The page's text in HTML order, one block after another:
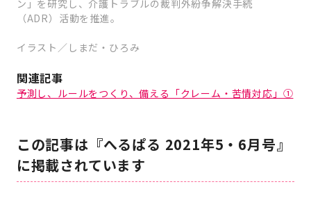
ン」を研究し、介護トラブルの裁判外紛争解決手続
（ADR）活動を推進。
イラスト／しまだ・ひろみ
関連記事
予測し、ルールをつくり、備える「クレーム・苦情対応」①
この記事は『へるぱる 2021年5・6月号』
に掲載されています